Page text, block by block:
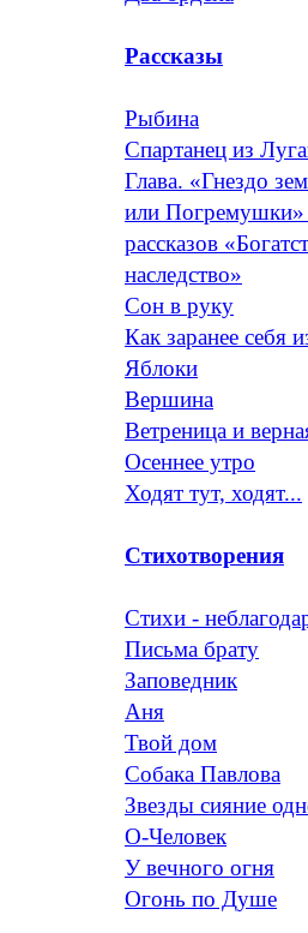
Рассказы
Рыбина
Спартанец из
Глава. «Гнездо
или Погремушки»
рассказов
наследство»
Сон в руку
Как заранее себя
Яблоки
Вершина
Ветреница и
Осеннее утро
Ходят тут, ходят...
Стихотворения
Стихи -
Письма брату
Заповедник
Аня
Твой дом
Собака Павлова
Звезды сияние
О-Человек
У вечного огня
Огонь по Душе